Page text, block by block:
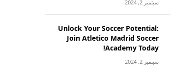
سبتمبر 2, 2024
Unlock Your Soccer Potential:
Join Atletico Madrid Soccer
Academy Today!
سبتمبر 2, 2024